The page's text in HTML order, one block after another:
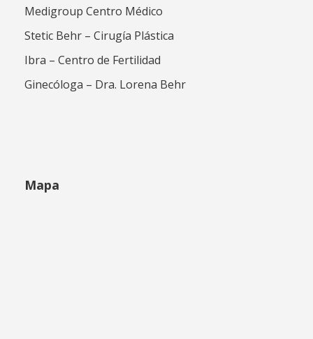
Medigroup Centro Médico
Stetic Behr – Cirugía Plástica
Ibra – Centro de Fertilidad
Ginecóloga – Dra. Lorena Behr
Mapa